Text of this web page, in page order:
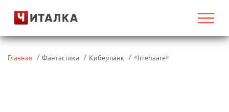
Главная Фантастика Киберпанк «Irrehaare»